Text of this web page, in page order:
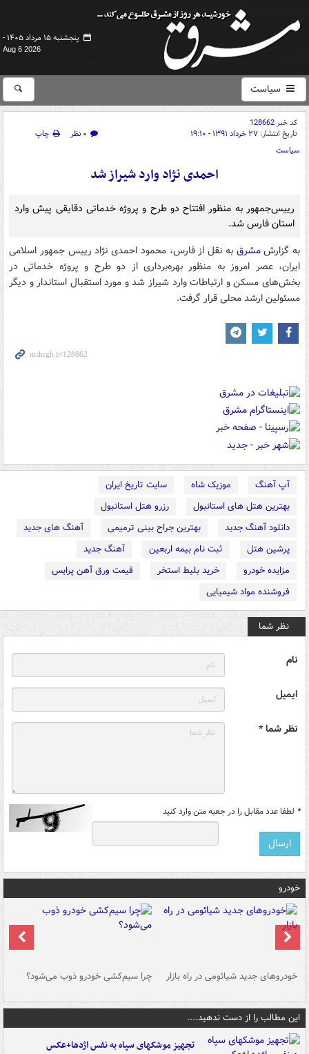
پنجشنبه ۱۵ مرداد ۱۴۰۵ -
Aug 6 2026
سیاست
کد خبر128662
تاریخ انتشار: ۲۷ خرداد ۱۳۹۱ - ۱۹:۱۰ ۰ نظر
چاپ
سیاست
احمدی نژاد وارد شیراز شد
رییس‌جمهور به منظور افتتاح دو طرح و پروژه خدماتی دقایقی پیش وارد
استان فارس شد.
به گزارشمشرقبه نقل از فارس، محمود احمدی نژاد رییس جمهور اسلامی
ایران، عصر امروز به منظور بهره‌برداری از دو طرح و پروژه خدماتی در
بخش‌های مسکن و ارتباطات وارد شیراز شد و مورد استقبال استاندار و دیگر
مسئولین ارشد محلی قرار گرفت.
آپ آهنگ موزیک شاه
سایت تاریخ ایران
بهترین هتل های استانبول
رزرو هتل استانبول
دانلود آهنگ جدید
بهترین جراح بینی ترمیمی
آهنگ های جدید
پرشین هتل
ثبت نام بیمه اربعین
آهنگ جدید
مزایده خودرو
خرید بلیط استخر
قیمت ورق آهن پرایس
فروشنده مواد شیمیایی
نظر شما
نام
ایمیل
نظر شما *
* لطفا عدد مقابل را در جعبه متن وارد کنید
خودرو
خودروهای جدید شیائومی در راه بازار چرا سیم‌کشی خودرو ذوب می‌شود؟
این مطالب را از دست ندهید....
تجهیز موشکهای سپاه به نفس اژدها+عکس